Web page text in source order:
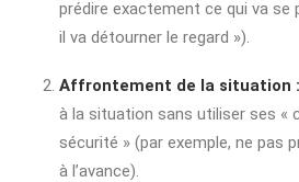
prédire exactement ce qui va se
il va détourner le regard »).
Affrontement de la situation :
à la situation sans utiliser ses «
sécurité » (par exemple, ne pas
à l’avance).